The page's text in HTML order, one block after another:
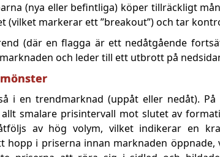
(nya eller befintliga) köper tillräckligt
(vilket markerar ett ”breakout”) och tar
(där en flagga är ett nedåtgående
och leder till ett utbrott på
i en trendmarknad (uppåt eller nedåt).
smalare prisintervall mot slutet av
av hög volym, vilket indikerar en
hopp i priserna innan marknaden